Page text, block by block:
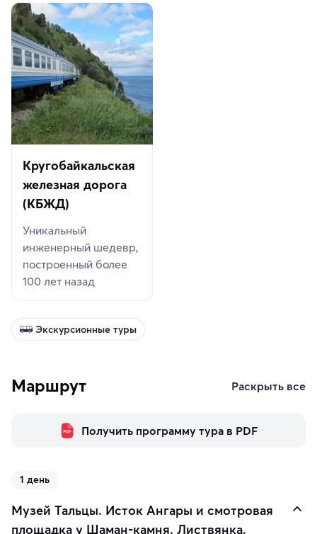
Кругобайкальская
железная дорога
(КБЖД)
Уникальный
инженерный шедевр,
построенный более
100 лет назад
Экскурсионные туры
Маршрут Раскрыть все
Получить программу тура в PDF
1 день
Музей Тальцы. Исток Ангары и смотровая
площадка у Шаман-камня. Листвянка.